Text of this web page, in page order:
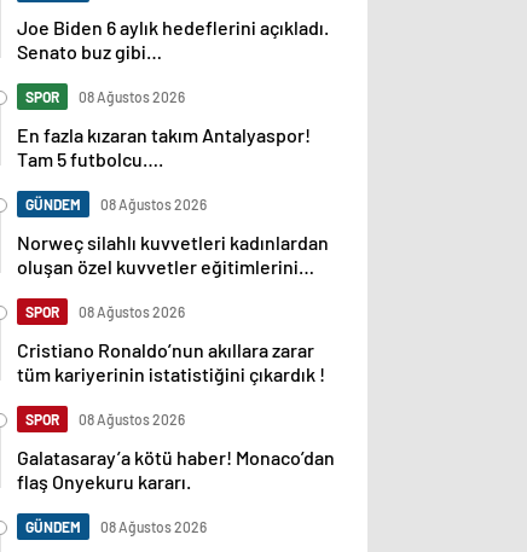
Joe Biden 6 aylık hedeflerini açıkladı.
Senato buz gibi…
SPOR 08 Ağustos 2026
En fazla kızaran takım Antalyaspor!
Tam 5 futbolcu….
GÜNDEM 08 Ağustos 2026
Norweç silahlı kuvvetleri kadınlardan
oluşan özel kuvvetler eğitimlerini
SPOR 08 Ağustos 2026
Cristiano Ronaldo’nun akıllara zarar
tüm kariyerinin istatistiğini çıkardık !
SPOR 08 Ağustos 2026
Galatasaray’a kötü haber! Monaco’dan
flaş Onyekuru kararı.
GÜNDEM 08 Ağustos 2026